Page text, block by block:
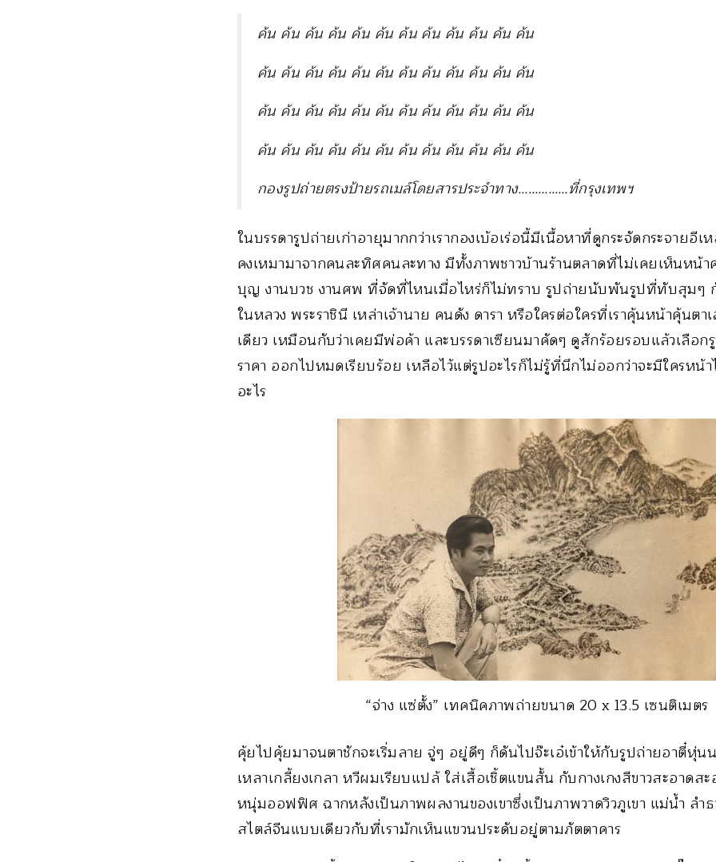
ค้น ค้น ค้น ค้น ค้น ค้น ค้น ค้น ค้น ค้น ค้น ค้น
ค้น ค้น ค้น ค้น ค้น ค้น ค้น ค้น ค้น ค้น ค้น ค้น
ค้น ค้น ค้น ค้น ค้น ค้น ค้น ค้น ค้น ค้น ค้น ค้น
ค้น ค้น ค้น ค้น ค้น ค้น ค้น ค้น ค้น ค้น ค้น ค้น
กองรูปถ่ายตรงป้ายรถเมล์โดยสารประจำทาง……………ที่กรุงเทพฯ
ในบรรดารูปถ่ายเก่าอายุมากกว่าเรากองเบ้อเร่อนี้มีเนื้อหาที่ดูกระจัดกระจายอีเห
คงเหมามาจากคนละทิศคนละทาง มีทั้งภาพชาวบ้านร้านตลาดที่ไม่เคยเห็นหน้า
บุญ งานบวช งานศพ ที่จัดที่ไหนเมื่อไหร่ก็ไม่ทราบ รูปถ่ายนับพันรูปที่ทับสุมๆ
ในหลวง พระราชินี เหล่าเจ้านาย คนดัง ดารา หรือใครต่อใครที่เราคุ้นหน้าคุ้นต
เดียว เหมือนกับว่าเคยมีพ่อค้า และบรรดาเซียนมาคัดๆ ดูสักร้อยรอบแล้วเลือ
ราคา ออกไปหมดเรียบร้อย เหลือไว้แต่รูปอะไรก็ไม่รู้ที่นึกไม่ออกว่าจะมีใครหน้
อะไร
“จ่าง แซ่ตั้ง” เทคนิคภาพถ่ายขนาด 20 x 13.5 เซนติเมตร
คุ้ยไปคุ้ยมาจนตาชักจะเริ่มลาย จู่ๆ อยู่ดีๆ ก็ดันไปจ๊ะเอ๋เข้าให้กับรูปถ่ายอาตี๋หุ่
เหลาเกลี้ยงเกลา หวีผมเรียบแปล้ ใส่เสื้อเชิ้ตแขนสั้น กับกางเกงสีขาวสะอาดสะ
หนุ่มออฟฟิศ ฉากหลังเป็นภาพผลงานของเขาซึ่งเป็นภาพวาดวิวภูเขา แม่น้ำ ลำ
สไตล์จีนแบบเดียวกับที่เรามักเห็นแขวนประดับอยู่ตามภัตตาคาร